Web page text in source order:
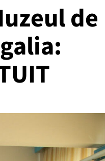
de